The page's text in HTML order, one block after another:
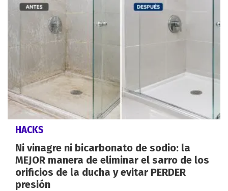
HACKS
Ni vinagre ni bicarbonato de sodio: la
MEJOR manera de eliminar el sarro de los
orificios de la ducha y evitar PERDER
presión